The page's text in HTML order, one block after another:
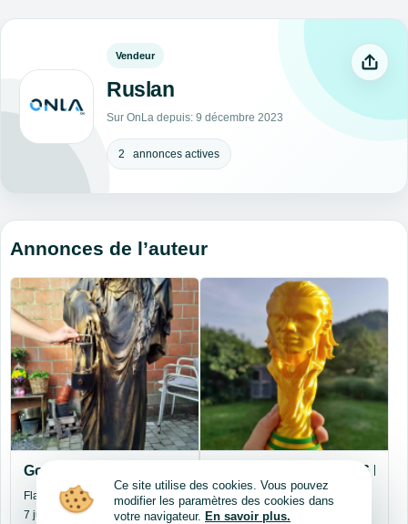
Vendeur
Ruslan
Sur OnLa depuis: 9 décembre 2023
2 annonces actives
Annonces de l’auteur
Gotisch tuinbeeld – handgemaakt – maatwerk mogelijk
Flandre occidentale, Waregem
7 juillet 2026
Coupe du monde 2026
Hainaut, Charleroi
7 juillet 2026
Ce site utilise des cookies. Vous pouvez
modifier les paramètres des cookies dans
votre navigateur. En savoir plus.